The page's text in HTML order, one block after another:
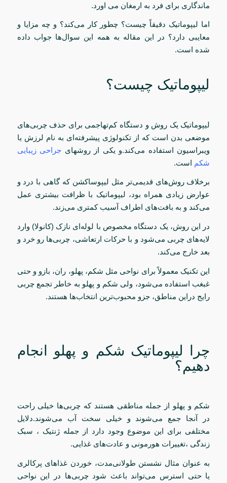
ماندگاری برای فرد به ارمغان می اورد.
اما لیپوماتیک دقیقاً چیست؟ چطور کار می‌کند؟ و چه مزایا و
معایبی دارد؟ در این مقاله به همه این سوال‌ها جواب داده
شده است.
لیپوماتیک چیست؟
لیپوماتیک یک روش و دستگاه کم‌تهاجمی برای حذف چربی‌های
موضعی بدن است که از تکنولوژی پیشرفته‌ای به نام لرزش یا
ویبراسیون استفاده می‌کند.و یکی از روشهای جراحی زیبایی
شکم است.
برخلاف روش‌های قدیمی‌تر مثل لیپوساکشن که گاهی با درد و
عوارض زیادی همراه بود، لیپوماتیک با ظرافت بیشتری عمل
می‌کند و به بافت‌های اطراف آسیب کمتری می‌زند.
در این روش، یک دستگاه مخصوص با لوله‌ای نازک (کانولا) وارد
لایه‌های چربی می‌شود و با حرکات ارتعاشی، چربی‌ها رو خرد و
بعد خارج می‌کند.
این تکنیک معمولاً برای نواحی مثل شکم، پهلو، ران، بازو و حتی
غبغب استفاده می‌شود، ولی شکم و پهلو به خاطر تجمع چربی
رایج دراین مناطق، جزو محبوب‌ترین انتخاب‌ها هستند.
چرا لیپوماتیک شکم و پهلو انجام
دهیم؟
شکم و پهلو از جمله مناطقی هستند که چربی‌ها خیلی راحت
در آنجا جمع می‌شوند و خیلی سخت آب می‌شوند.دلایل
مختلفی برای این موضوع وجود دارد از جمله ژنتیک ، سبک
زندگی ،تغییرات هورمونی و عادت‌های غذایی.
به عنوان مثال نشستن طولانی‌مدت، خوردن غذاهای پرکالری
یا حتی استرس می‌تواند باعث شود چربی‌ها در این نواحی